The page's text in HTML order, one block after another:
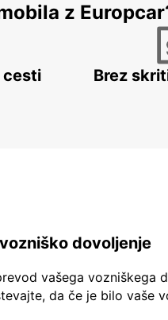
z
cesti Brez
dovoljenje
vašega vozniškega
da če je bilo vaše